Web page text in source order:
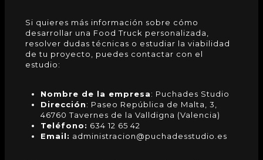
Si quieres más información sobre cómo
desarrollar una Food Truck personalizada,
resolver dudas técnicas o estudiar la viabilidad
de tu proyecto, puedes contactar con el
estudio:
Nombre de la empresa: Puchades Studio
Dirección: Paseo República de Malta, 3,
46760 Tavernes de la Valldigna (Valencia)
Teléfono: 634 12 65 42
Email: administracion@puchadesstudio.es